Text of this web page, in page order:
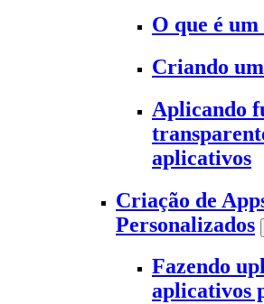
O que é
Criando
Aplicando
aplicativos
Criação de
Personalizados
Fazendo
aplicativos